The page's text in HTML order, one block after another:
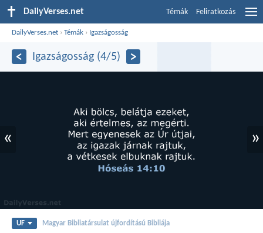
DailyVerses.net Témák Feliratkozás
DailyVerses.net ›Témák › Igazságosság
Igazságosság (4/5)
« »
UF Magyar Bibliatársulat újfordítású Bibliája